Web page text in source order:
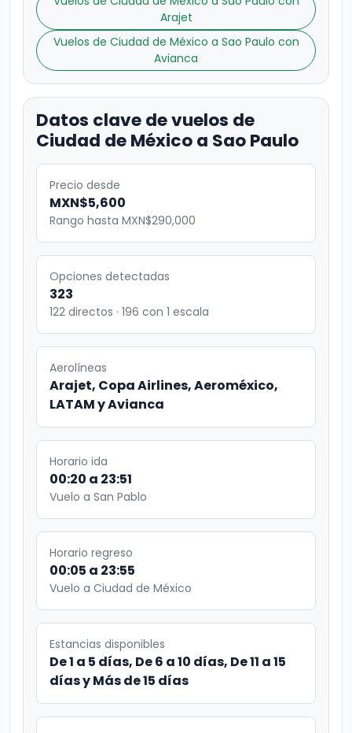
Arajet
Vuelos de Ciudad de México a Sao Paulo con
Avianca
Datos clave de vuelos de
Ciudad de México a Sao Paulo
Precio desde
MXN$5,600
Rango hasta MXN$290,000
Opciones detectadas
323
122 directos · 196 con 1 escala
Aerolíneas
Arajet, Copa Airlines, Aeroméxico,
LATAM y Avianca
Horario ida
00:20 a 23:51
Vuelo a San Pablo
Horario regreso
00:05 a 23:55
Vuelo a Ciudad de México
Estancias disponibles
De 1 a 5 días, De 6 a 10 días, De 11 a 15
días y Más de 15 días